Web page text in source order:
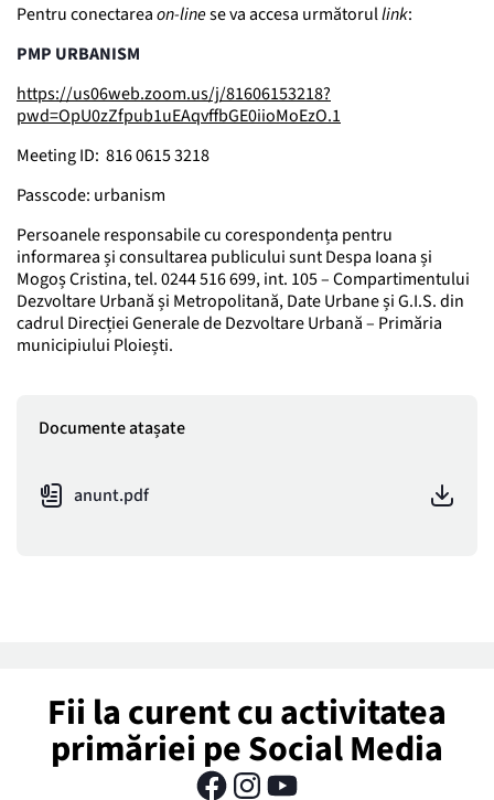
Pentru conectareaon-linese va accesa următorullink:
PMP URBANISM
https://us06web.zoom.us/j/81606153218?
pwd=OpU0zZfpub1uEAqvffbGE0iioMoEzO.1
Meeting ID: 816 0615 3218
Passcode: urbanism
Persoanele responsabile cu corespondența pentru
informarea și consultarea publicului sunt Despa Ioana și
Mogoș Cristina, tel. 0244 516 699, int. 105 – Compartimentului
Dezvoltare Urbană și Metropolitană, Date Urbane și G.I.S. din
cadrul Direcției Generale de Dezvoltare Urbană – Primăria
municipiului Ploiești.
Documente atașate
anunt.pdf
Fii la curent cu activitatea
primăriei pe Social Media